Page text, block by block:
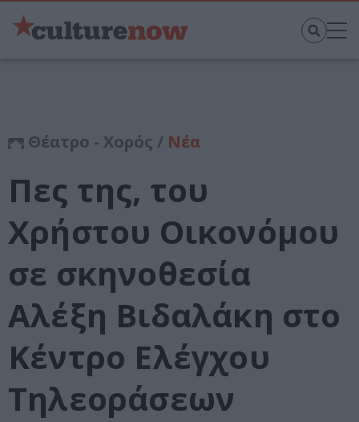
Θέατρο - Χορός / Νέα
Πες της, του
Χρήστου Οικονόμου
σε σκηνοθεσία
Αλέξη Βιδαλάκη στο
Κέντρο Ελέγχου
Τηλεοράσεων